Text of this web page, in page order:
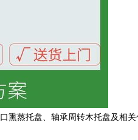
蒸托盘、轴承周转木托盘及相